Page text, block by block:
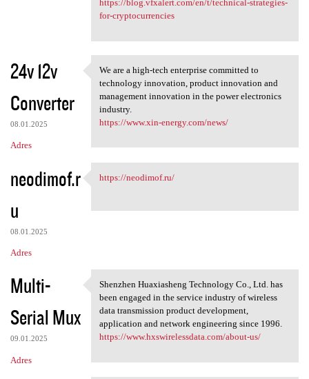
https://blog.vfxalert.com/en/t/technical-strategies-
for-cryptocurrencies
24v 12v
Converter
08.01.2025
Adres
We are a high-tech enterprise
We are a high-tech enterprise committed to
technology innovation, product innovation and
management innovation in the power electronics
industry.
https://www.xin-energy.com/news/
neodimof.r
u
08.01.2025
Adres
https://neodimof.ru/
https://neodimof.ru/
Multi-
Serial Mux
09.01.2025
Adres
Shenzhen Huaxiasheng
Shenzhen Huaxiasheng Technology Co., Ltd. has
been engaged in the service industry of wireless
data transmission product development,
application and network engineering since 1996.
https://www.hxswirelessdata.com/about-us/